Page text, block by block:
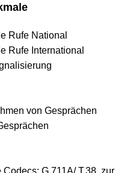
Rufe National
Rufe International
von Gesprächen
Codecs: G.711A/ T.38 zur